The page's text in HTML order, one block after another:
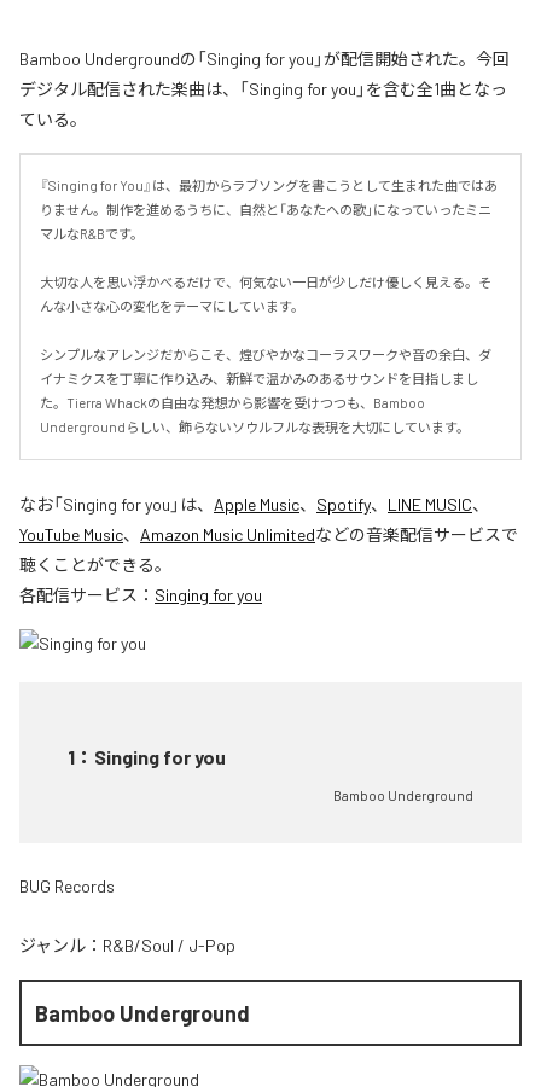
Bamboo Undergroundの「Singing for you」が配信開始された。今回
デジタル配信された楽曲は、「Singing for you」を含む全1曲となっ
ている。
『Singing for You』は、最初からラブソングを書こうとして生まれた曲ではあ
りません。制作を進めるうちに、自然と「あなたへの歌」になっていったミニ
マルなR&Bです。
大切な人を思い浮かべるだけで、何気ない一日が少しだけ優しく見える。そ
んな小さな心の変化をテーマにしています。
シンプルなアレンジだからこそ、煌びやかなコーラスワークや音の余白、ダ
イナミクスを丁寧に作り込み、新鮮で温かみのあるサウンドを目指しまし
た。Tierra Whackの自由な発想から影響を受けつつも、Bamboo
Undergroundらしい、飾らないソウルフルな表現を大切にしています。
なお「Singing for you 」は、 Apple Music、 Spotify、 LINE MUSIC、
YouTube Music、 Amazon Music Unlimitedなどの音楽配信サービスで
聴くことができる。
各配信サービス： Singing for you
1 ： Singing for you
Bamboo Underground
BUG Records
ジャンル： R&B/Soul / J-Pop
Bamboo Underground